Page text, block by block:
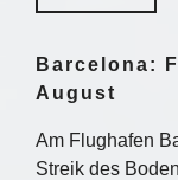
Barcelona:
August
Am Flughafen
Streik des